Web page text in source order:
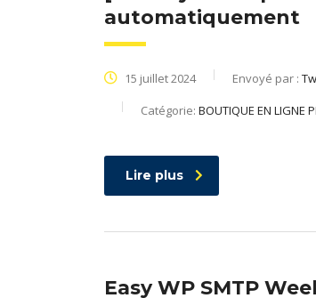
automatiquement
15 juillet 2024 Envoyé par :
Catégorie: BOUTIQUE EN LIGNE
Lire plus
Easy WP SMTP